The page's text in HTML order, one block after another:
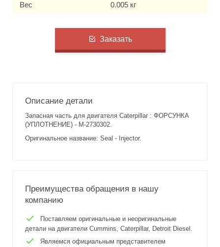
Вес 0.005 кг
Заказать
Описание детали
Запасная часть для двигателя Caterpillar : ФОРСУНКА
(УПЛОТНЕНИЕ) - M-2730302.
Оригинальное название: Seal - Injector.
Преимущества обращения в нашу
компанию
Поставляем оригинальные и неоригинальные
детали на двигатели Cummins, Caterpillar, Detroit Diesel.
Являемся официальным представителем